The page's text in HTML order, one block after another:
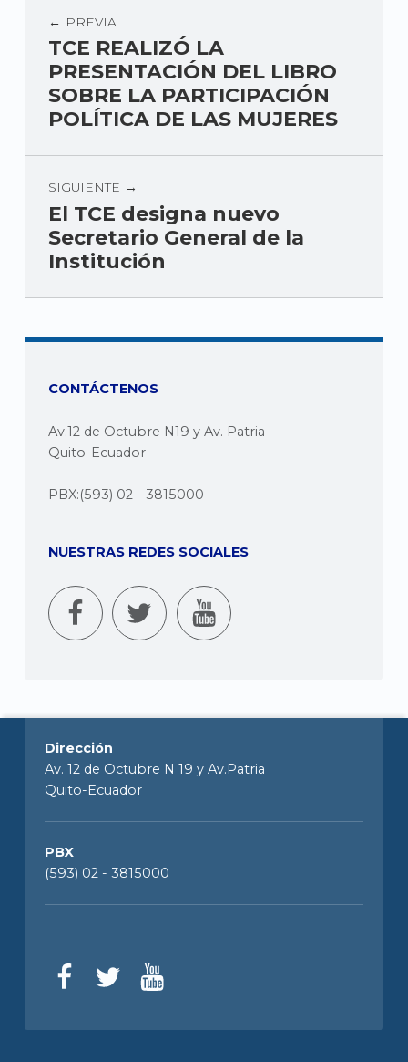
PREVIA
TCE REALIZÓ LA
PRESENTACIÓN DEL LIBRO
SOBRE LA PARTICIPACIÓN
POLÍTICA DE LAS MUJERES
SIGUIENTE
El TCE designa nuevo
Secretario General de la
Institución
CONTÁCTENOS
Av.12 de Octubre N19 y Av. Patria
Quito-Ecuador
PBX:(593) 02 - 3815000
NUESTRAS REDES SOCIALES
Dirección
Av. 12 de Octubre N 19 y Av.Patria
Quito-Ecuador
PBX
(593) 02 - 3815000